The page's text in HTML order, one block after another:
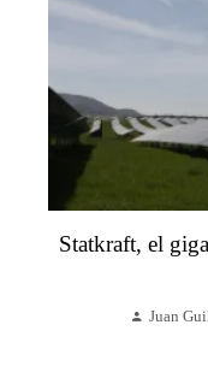
Statkraft, el
Juan